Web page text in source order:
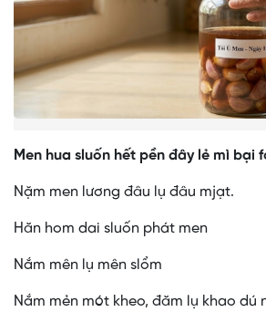
Men hua sluốn hết pền đây lẻ mì bại
Nặm men lương đâu lụ đâu mjạt.
Hăn hom dai sluốn phát men
Nắm mên lụ mên slổm
Nắm mẻn mót kheo, đăm lụ khao dú